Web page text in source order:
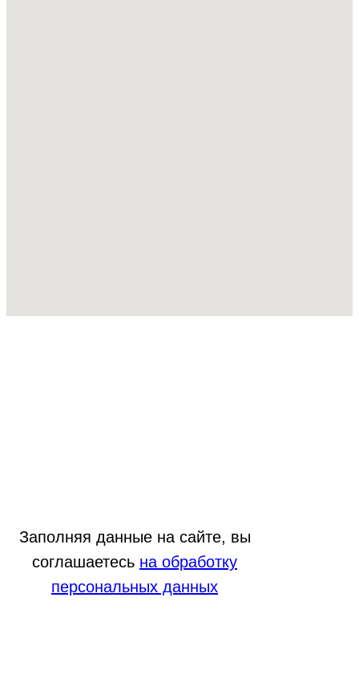
Заполняя данные на сайте, вы
соглашаетесь на обработку
персональных данных